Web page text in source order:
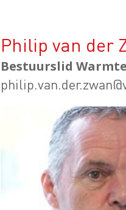
Philip van der
Bestuurslid Warmte